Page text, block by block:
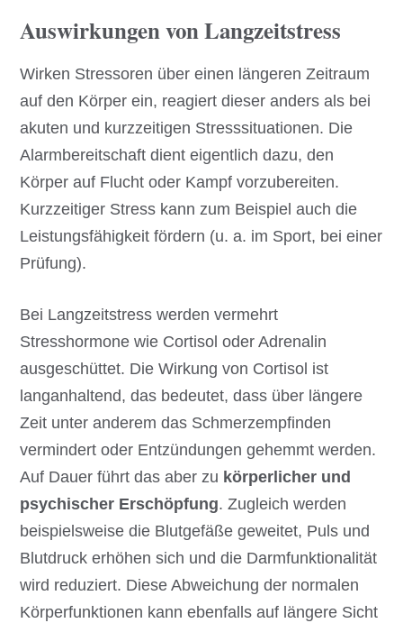
Auswirkungen von Langzeitstress
Wirken Stressoren über einen längeren Zeitraum
auf den Körper ein, reagiert dieser anders als bei
akuten und kurzzeitigen Stresssituationen. Die
Alarmbereitschaft dient eigentlich dazu, den
Körper auf Flucht oder Kampf vorzubereiten.
Kurzzeitiger Stress kann zum Beispiel auch die
Leistungsfähigkeit fördern (u. a. im Sport, bei einer
Prüfung).
Bei Langzeitstress werden vermehrt
Stresshormone wie Cortisol oder Adrenalin
ausgeschüttet. Die Wirkung von Cortisol ist
langanhaltend, das bedeutet, dass über längere
Zeit unter anderem das Schmerzempfinden
vermindert oder Entzündungen gehemmt werden.
Auf Dauer führt das aber zu körperlicher und
psychischer Erschöpfung. Zugleich werden
beispielsweise die Blutgefäße geweitet, Puls und
Blutdruck erhöhen sich und die Darmfunktionalität
wird reduziert. Diese Abweichung der normalen
Körperfunktionen kann ebenfalls auf längere Sicht